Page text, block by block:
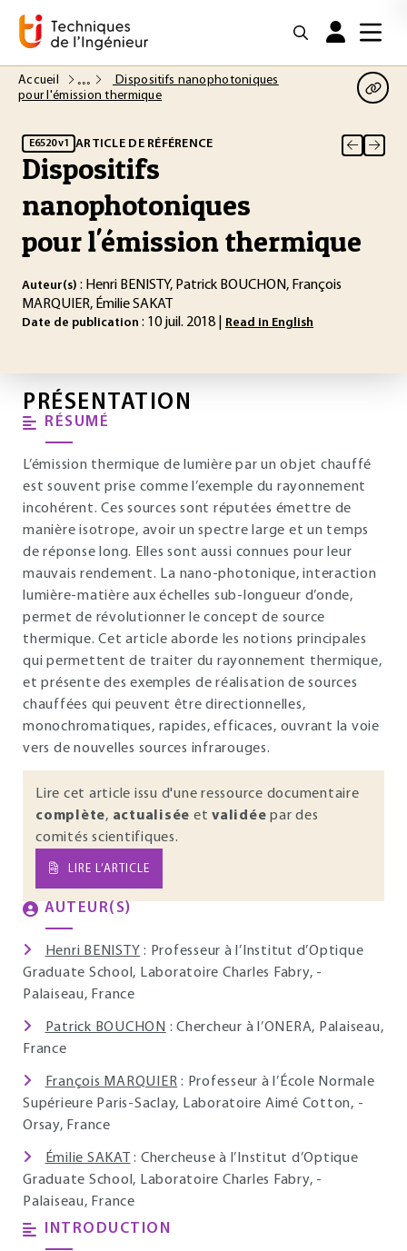
Accueil
Dispositifs nanophotoniques
pour l'émission thermique
E6520 v1 ARTICLE DE RÉFÉRENCE
Dispositifs
nanophotoniques
pour l'émission thermique
Auteur(s) : Henri BENISTY, Patrick BOUCHON, François
MARQUIER, Émilie SAKAT
Date de publication : 10 juil. 2018 | Read in English
PRÉSENTATION
RÉSUMÉ
L’émission thermique de lumière par un objet chauffé
est souvent prise comme l’exemple du rayonnement
incohérent. Ces sources sont réputées émettre de
manière isotrope, avoir un spectre large et un temps
de réponse long. Elles sont aussi connues pour leur
mauvais rendement. La nano-photonique, interaction
lumière-matière aux échelles sub-longueur d’onde,
permet de révolutionner le concept de source
thermique. Cet article aborde les notions principales
qui permettent de traiter du rayonnement thermique,
et présente des exemples de réalisation de sources
chauffées qui peuvent être directionnelles,
monochromatiques, rapides, efficaces, ouvrant la voie
vers de nouvelles sources infrarouges.
Lire cet article issu d'une ressource documentaire
complète, actualisée et validée par des
comités scientifiques.
LIRE L’ARTICLE
AUTEUR(S)
Henri BENISTY : Professeur à l’Institut d’Optique
Graduate School, Laboratoire Charles Fabry, -
Palaiseau, France
Patrick BOUCHON : Chercheur à l’ONERA, Palaiseau,
France
François MARQUIER : Professeur à l’École Normale
Supérieure Paris-Saclay, Laboratoire Aimé Cotton, -
Orsay, France
Émilie SAKAT
: Chercheuse à l’Institut d’Optique
Graduate School, Laboratoire Charles Fabry, -
Palaiseau, France
INTRODUCTION